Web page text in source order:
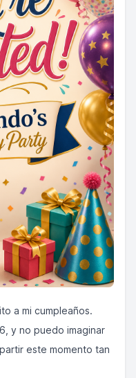
a mi cumpleaños.
y no puedo imaginar
este momento tan